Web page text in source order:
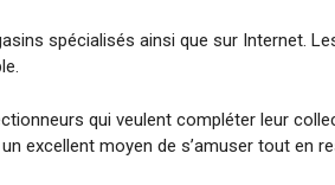
spécialisés ainsi que sur Internet.
qui veulent compléter leur
excellent moyen de s’amuser tout en